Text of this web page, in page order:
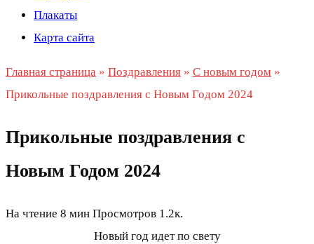
Плакаты
Карта сайта
Главная страница » Поздравления » С новым годом »
Прикольные поздравления с Новым Годом 2024
Прикольные поздравления с
Новым Годом 2024
На чтение 8 мин Просмотров 1.2к.
Новый год идет по свету